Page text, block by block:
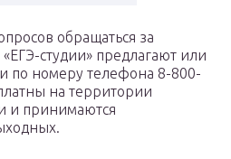
обращаться за
студии» предлагают или
по номеру телефона 8-800-
на территории
и принимаются